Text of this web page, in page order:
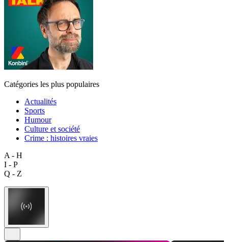
Catégories les plus populaires
Actualités
Sports
Humour
Culture et société
Crime : histoires vraies
A - H
I - P
Q - Z